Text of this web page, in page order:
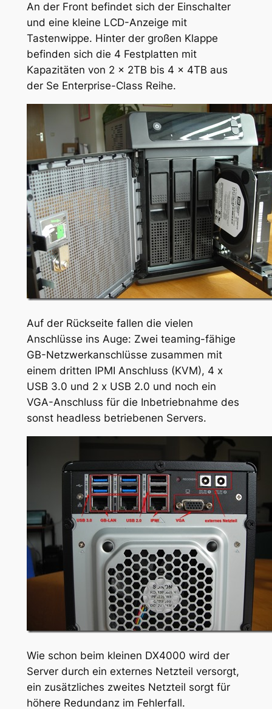
An der Front befindet sich der Einschalter
und eine kleine LCD-Anzeige mit
Tastenwippe. Hinter der großen Klappe
befinden sich die 4 Festplatten mit
Kapazitäten von 2 x 2TB bis 4 x 4TB aus
der Se Enterprise-Class Reihe.
Auf der Rückseite fallen die vielen
Anschlüsse ins Auge: Zwei teaming-fähige
GB-Netzwerkanschlüsse zusammen mit
einem dritten IPMI Anschluss (KVM), 4 x
USB 3.0 und 2 x USB 2.0 und noch ein
VGA-Anschluss für die Inbetriebnahme des
sonst headless betriebenen Servers.
Wie schon beim kleinen DX4000 wird der
Server durch ein externes Netzteil versorgt,
ein zusätzliches zweites Netzteil sorgt für
höhere Redundanz im Fehlerfall.